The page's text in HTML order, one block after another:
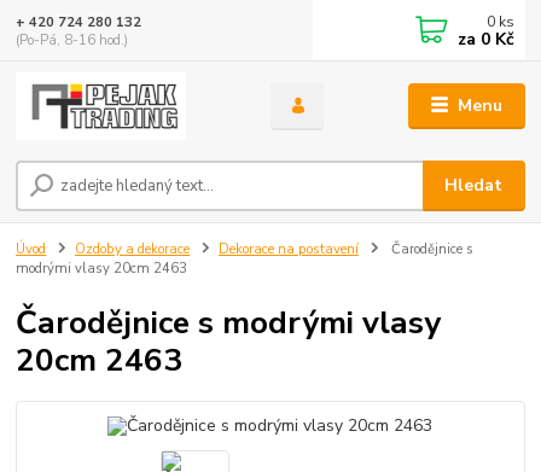
Menu
Hledat
+ 420 724 280 132
(Po-Pá, 8-16 hod.)
0 ks
za 0 Kč
Úvod Ozdoby a dekorace Dekorace na postavení
Čarodějnice s
modrými vlasy 20cm 2463
Čarodějnice s modrými vlasy
20cm 2463